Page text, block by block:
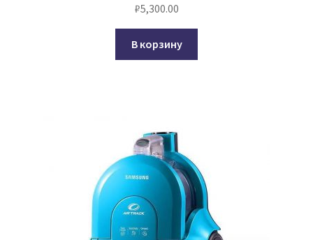
₽5,300.00
В корзину